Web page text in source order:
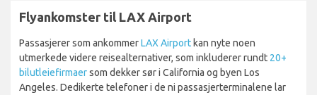
Flyankomster til LAX Airport
Passasjerer som ankommerLAX Airport kan nyte noen
utmerkede videre reisealternativer, som inkluderer rundt 20+
bilutleiefirmaersom dekker sør i California og byen Los
Angeles. Dedikerte telefoner i de ni passasjerterminalene lar